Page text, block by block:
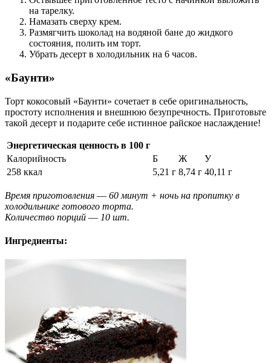
на тарелку.
Намазать сверху крем.
Размягчить шоколад на водяной бане до жидкого
состояния, полить им торт.
Убрать десерт в холодильник на 6 часов.
«Баунти»
Торт кокосовый «Баунти» сочетает в себе оригинальность,
простоту исполнения и внешнюю безупречность. Приготовьте
такой десерт и подарите себе истинное райское наслаждение!
Энергетическая ценность в 100 г
Калорийность
Б Ж
У
258 ккал
5,21 г 8,74 г 40,11 г
Время приготовления ― 60 минут + ночь на пропитку в
холодильнике готового торта.
Количество порций ― 10 шт.
Ингредиенты: